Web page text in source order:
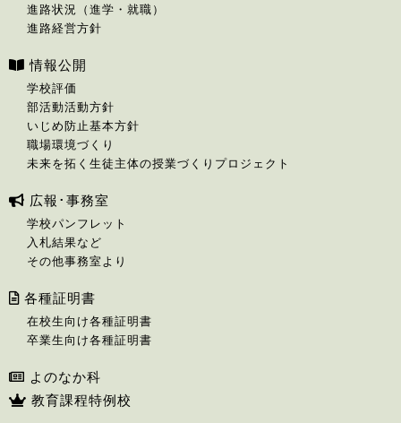
進路状況（進学・就職）
進路経営方針
情報公開
学校評価
部活動活動方針
いじめ防止基本方針
職場環境づくり
未来を拓く生徒主体の授業づくりプロジェクト
広報･事務室
学校パンフレット
入札結果など
その他事務室より
各種証明書
在校生向け各種証明書
卒業生向け各種証明書
よのなか科
教育課程特例校